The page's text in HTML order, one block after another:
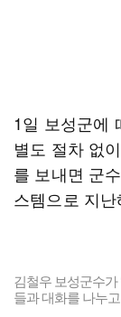
1일 보성군에
별도 절차 없
를 보내면 군
스템으로 지
김철우 보성군수가
들과 대화를 나누